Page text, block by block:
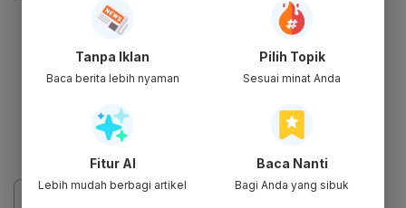
Tri 78,5 poin
XL Axiata 78 poin
Indosat 77,8 poin
Telkomsel 77,6 poin
Smartfren 76,9 poin
Tanpa Iklan
Baca berita lebih nyaman
Pilih Topik
Sesuai minat Anda
Fitur AI
Lebih mudah berbagi artikel
Baca Nanti
Bagi Anda yang sibuk